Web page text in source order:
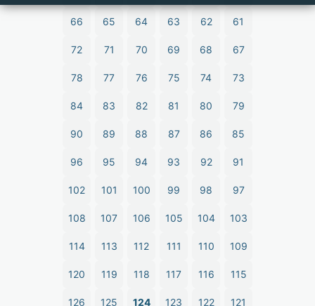
61
62
63
64
65
66
67
68
69
70
71
72
73
74
75
76
77
78
79
80
81
82
83
84
85
86
87
88
89
90
91
92
93
94
95
96
97
98
99
100
101
102
103
104
105
106
107
108
109
110
111
112
113
114
115
116
117
118
119
120
121
122
123
124
125
126